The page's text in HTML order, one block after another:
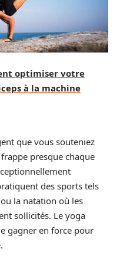
optimiser votre
à la machine
que vous souteniez
presque chaque
des sports tels
la natation où les
sollicités. Le yoga
gagner en force pour